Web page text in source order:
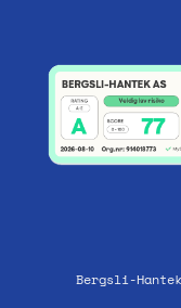
Bergsli-